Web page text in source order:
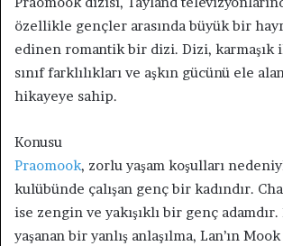
özellikle gençler arasında büyük bir
edinen romantik bir dizi. Dizi, karmaşık
sınıf farklılıkları ve aşkın gücünü ele
hikayeye sahip.
Konusu
Praomook, zorlu yaşam koşulları
kulübünde çalışan genç bir kadındır.
ise zengin ve yakışıklı bir genç
yaşanan bir yanlış anlaşılma, Lan’ın